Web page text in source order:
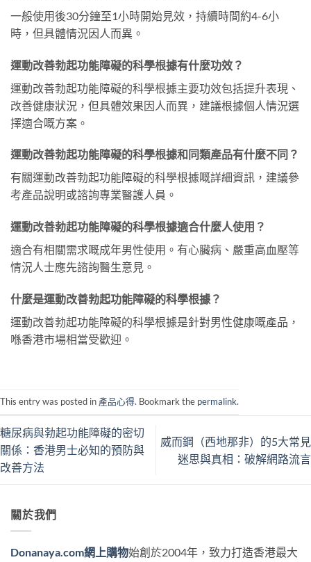
一般使用後30分鐘至1小時開始見效，持續時間約4-6小
時，但具體情況因人而異。
運動改善勃起功能障礙的科學根據有什麼功效？
運動改善勃起功能障礙的科學根據主要功效包括提升表現、
改善健康狀況，但具體效果因人而異，建議根據個人情況選
擇適合嘅方案。
運動改善勃起功能障礙的科學根據和同類產品有什麼不同？
有關運動改善勃起功能障礙的科學根據嘅詳細資訊，建議參
考產品說明或諮詢專業醫護人員。
運動改善勃起功能障礙的科學根據適合什麼人使用？
適合有相關需求嘅成年男性使用。有心臟病、嚴重高血壓等
情況人士應先諮詢醫生意見。
什麼是運動改善勃起功能障礙的科學根據？
運動改善勃起功能障礙的科學根據是針對男性健康嘅產品，
喺香港市場相當受歡迎。
This entry was posted in 產品心得. Bookmark the permalink.
糖尿病與勃起功能障礙的密切
關係：香港男士必知的預防與
改善方法
威而鋼（西地那非）的5大常見
迷思與真相：破解網路流言
關於我們
Donanaya.com網上購物始創於2004年，致力打造香港最大